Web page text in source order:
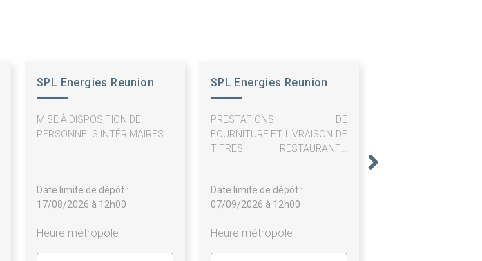
SPL Energies Reunion
MISE À DISPOSITION DE
PERSONNELS INTÉRIMAIRES
Date limite de dépôt :
17/08/2026 à 12h00
Heure métropole
SPL Energies Reunion
PRESTATIONS DE
FOURNITURE ET LIVRAISON DE
TITRES RESTAURANTS
Date limite de dépôt :
07/09/2026 à 12h00
Heure métropole